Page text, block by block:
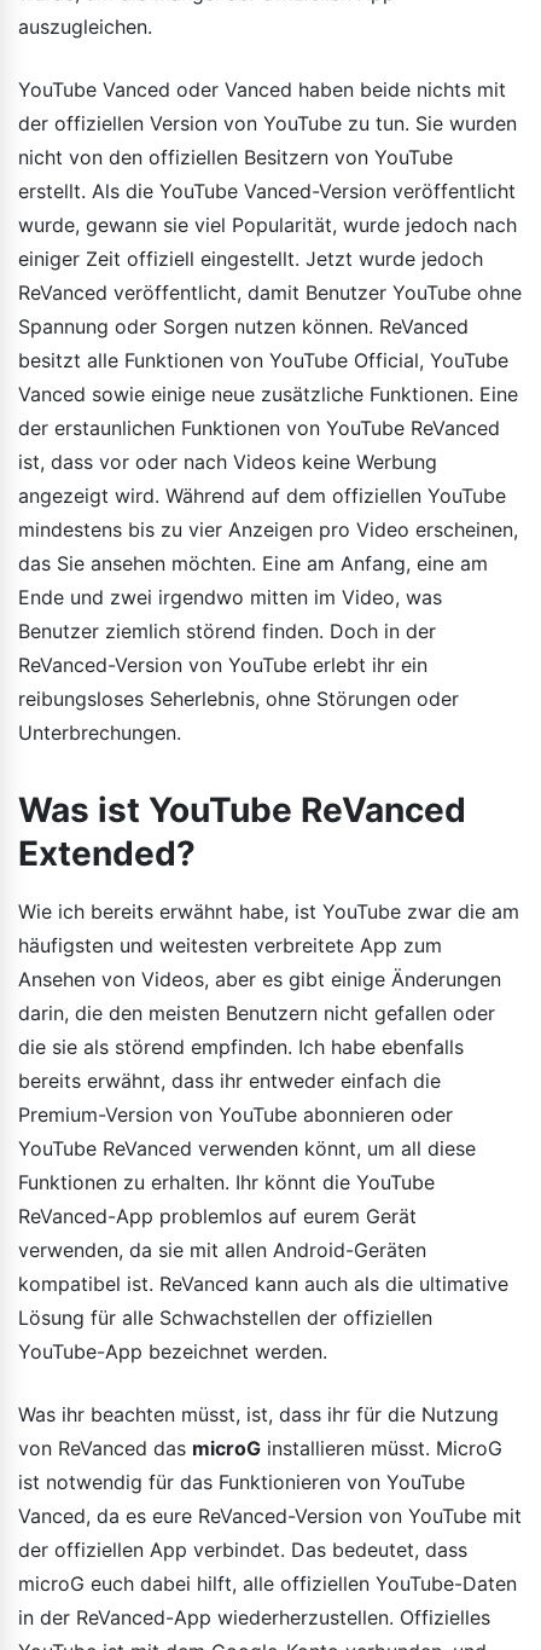
auszugleichen.
YouTube Vanced oder Vanced haben beide nichts mit
der offiziellen Version von YouTube zu tun. Sie wurden
nicht von den offiziellen Besitzern von YouTube
erstellt. Als die YouTube Vanced-Version veröffentlicht
wurde, gewann sie viel Popularität, wurde jedoch nach
einiger Zeit offiziell eingestellt. Jetzt wurde jedoch
ReVanced veröffentlicht, damit Benutzer YouTube ohne
Spannung oder Sorgen nutzen können. ReVanced
besitzt alle Funktionen von YouTube Official, YouTube
Vanced sowie einige neue zusätzliche Funktionen. Eine
der erstaunlichen Funktionen von YouTube ReVanced
ist, dass vor oder nach Videos keine Werbung
angezeigt wird. Während auf dem offiziellen YouTube
mindestens bis zu vier Anzeigen pro Video erscheinen,
das Sie ansehen möchten. Eine am Anfang, eine am
Ende und zwei irgendwo mitten im Video, was
Benutzer ziemlich störend finden. Doch in der
ReVanced-Version von YouTube erlebt ihr ein
reibungsloses Seherlebnis, ohne Störungen oder
Unterbrechungen.
Was ist YouTube ReVanced
Extended?
Wie ich bereits erwähnt habe, ist YouTube zwar die am
häufigsten und weitesten verbreitete App zum
Ansehen von Videos, aber es gibt einige Änderungen
darin, die den meisten Benutzern nicht gefallen oder
die sie als störend empfinden. Ich habe ebenfalls
bereits erwähnt, dass ihr entweder einfach die
Premium-Version von YouTube abonnieren oder
YouTube ReVanced verwenden könnt, um all diese
Funktionen zu erhalten. Ihr könnt die YouTube
ReVanced-App problemlos auf eurem Gerät
verwenden, da sie mit allen Android-Geräten
kompatibel ist. ReVanced kann auch als die ultimative
Lösung für alle Schwachstellen der offiziellen
YouTube-App bezeichnet werden.
Was ihr beachten müsst, ist, dass ihr für die Nutzung
von ReVanced das microG installieren müsst. MicroG
ist notwendig für das Funktionieren von YouTube
Vanced, da es eure ReVanced-Version von YouTube mit
der offiziellen App verbindet. Das bedeutet, dass
microG euch dabei hilft, alle offiziellen YouTube-Daten
in der ReVanced-App wiederherzustellen. Offizielles